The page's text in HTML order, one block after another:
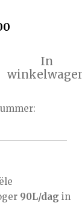
In
90L/dag in